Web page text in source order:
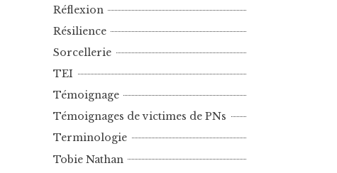
Réflexion
Résilience
Sorcellerie
TEI
Témoignage
Témoignages de victimes de PNs
Terminologie
Tobie Nathan